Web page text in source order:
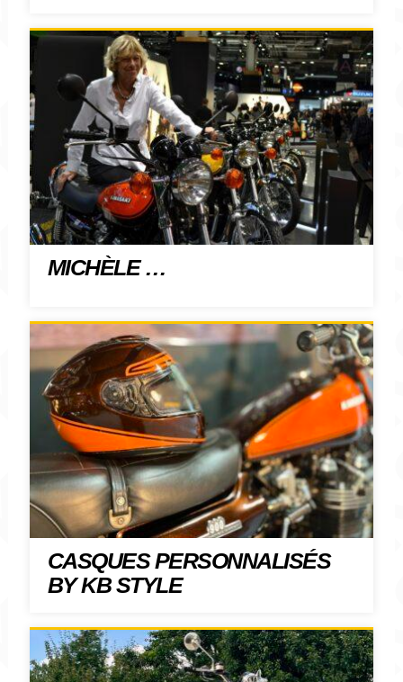
MICHÈLE …
CASQUES PERSONNALISÉS
BY KB STYLE